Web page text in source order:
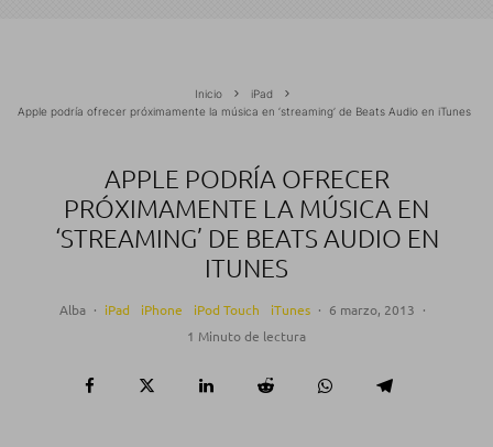
Inicio
iPad
Apple podría ofrecer próximamente la música en ‘streaming’ de Beats Audio en iTunes
APPLE PODRÍA OFRECER
PRÓXIMAMENTE LA MÚSICA EN
‘STREAMING’ DE BEATS AUDIO EN
ITUNES
Alba · iPad iPhone iPod Touch iTunes · 6 marzo, 2013 ·
1 Minuto de lectura